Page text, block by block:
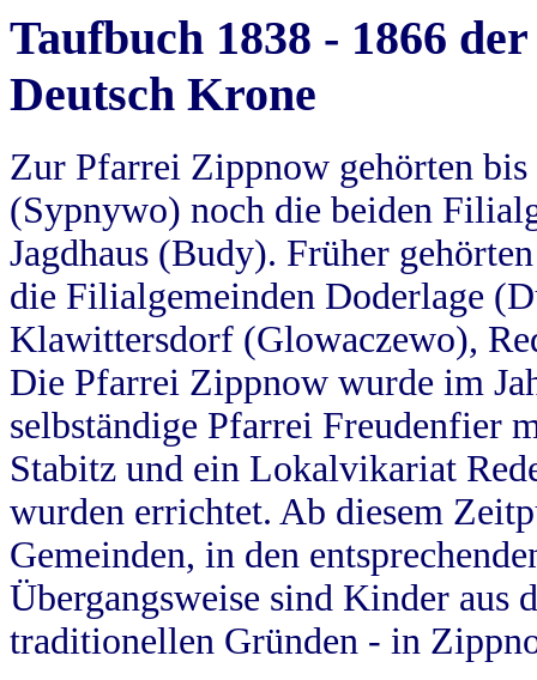
Taufbuch 1838 - 1866
Deutsch Krone
Zur Pfarrei Zippnow gehörten
(Sypnywo) noch die beiden
Jagdhaus (Budy). Früher
die Filialgemeinden Doderlage
Klawittersdorf (Glowaczewo),
Die Pfarrei Zippnow wurde im
selbständige Pfarrei Freudenfier
Stabitz und ein Lokalvikariat
wurden errichtet. Ab diesem
Gemeinden, in den
Übergangsweise sind Kinder aus
traditionellen Gründen - in